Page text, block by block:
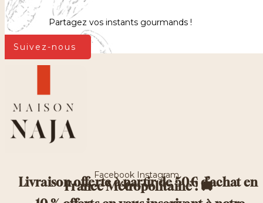
Partagez vos instants gourmands !
Suivez-nous
Facebook Instagram
Livraison offerte à partir de 50€ d’achat en
France Métropolitaine ! 🚚